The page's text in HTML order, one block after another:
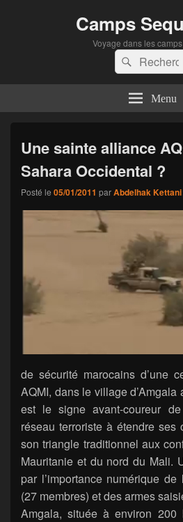
Camps
Voyage dans les
Recherche :
Menu
Une sainte alliance
Sahara Occidental ?
Posté le 05/01/2011 parAbdelhak Kettani
de sécurité marocains d’une
AQMI, dans le village
est le signe avant-coureur
réseau terroriste à étendre ses
son triangle traditionnel aux
Mauritanie et du nord du Mali.
par l’importance numérique
(27 membres) et des armes
Amgala, située à environ